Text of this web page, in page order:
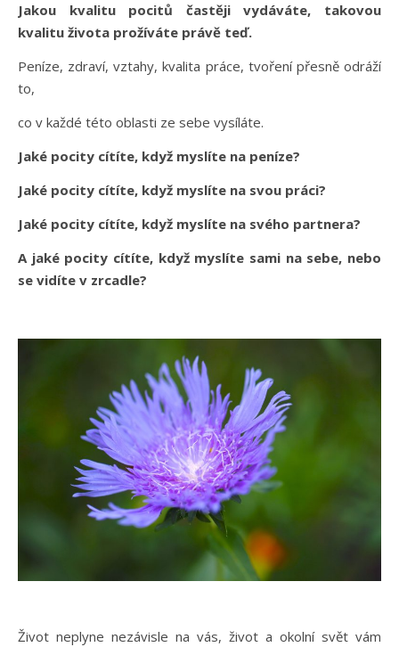
Jakou kvalitu pocitů častěji vydáváte, takovou
kvalitu života prožíváte právě teď.
Peníze, zdraví, vztahy, kvalita práce, tvoření přesně odráží
to,
co v každé této oblasti ze sebe vysíláte.
Jaké pocity cítíte, když myslíte na peníze?
Jaké pocity cítíte, když myslíte na svou práci?
Jaké pocity cítíte, když myslíte na svého partnera?
A jaké pocity cítíte, když myslíte sami na sebe, nebo
se vidíte v zrcadle?
Život neplyne nezávisle na vás, život a okolní svět vám